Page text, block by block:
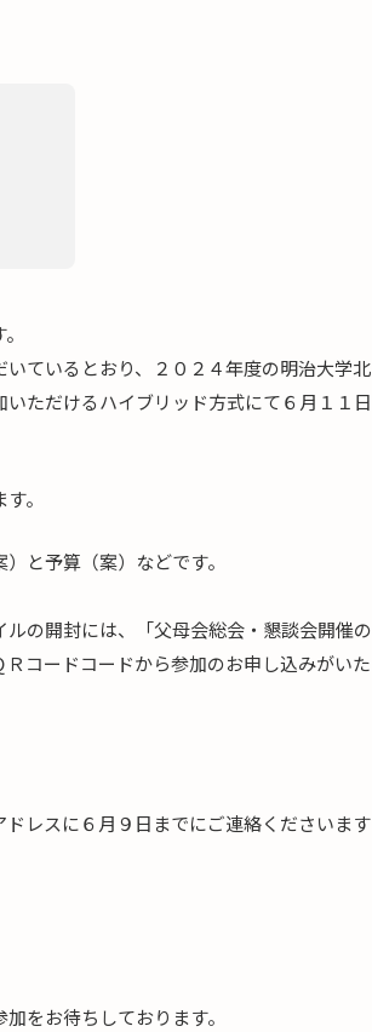
ているとおり、２０２４年度の明治大学北
ただけるハイブリッド方式にて６月１１日
。
と予算（案）などです。
の開封には、「父母会総会・懇談会開催の
コードコードから参加のお申し込みがいた
レスに６月９日までにご連絡くださいます
をお待ちしております。